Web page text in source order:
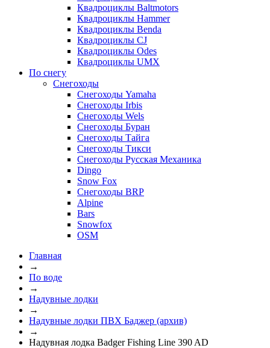
Квадроциклы Baltmotors
Квадроциклы Hammer
Квадроциклы Benda
Квадроциклы CJ
Квадроциклы Odes
Квадроциклы UMX
По снегу
Снегоходы
Снегоходы Yamaha
Снегоходы Irbis
Снегоходы Wels
Снегоходы Буран
Снегоходы Тайга
Снегоходы Тикси
Снегоходы Русская Механика
Dingo
Snow Fox
Снегоходы BRP
Alpine
Bars
Snowfox
OSM
Главная
→
По воде
→
Надувные лодки
→
Надувные лодки ПВХ Баджер (архив)
→
Надувная лодка Badger Fishing Line 390 AD